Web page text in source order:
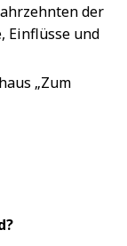
der
Einflüsse und
„Zum